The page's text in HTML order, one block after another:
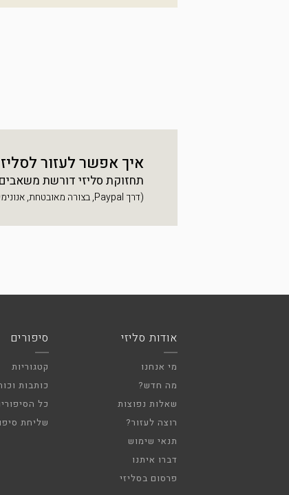
איך אפשר לעזור
תחזוקת סליזי דורשת משאבים
(דרך Paypal, בצורה מאובטחת, אנונימית ומהירה)
אודות סליזי
מי אנחנו
מה חדש?
שאלות נפוצות
רוצה לעזור?
תנאי שימוש
דברו איתנו
פרסום בסליזי
סיפורים
קטגוריות
כותבות
כל
שליחת